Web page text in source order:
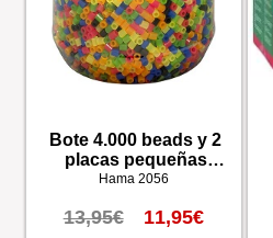
Bote 4.000 beads y 2
placas pequeñas
colgantes
Hama 2056
13,95€ 11,95€